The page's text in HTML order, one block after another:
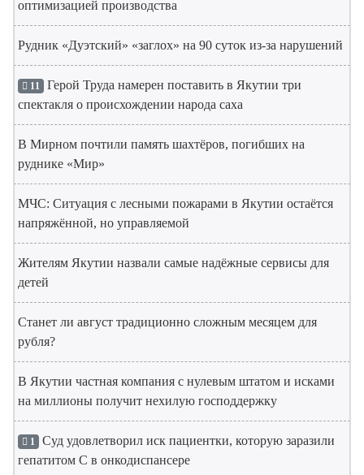
оптимизацией производства
Рудник «Дуэтский» «заглох» на 90 суток из-за нарушений
11 Герой Труда намерен поставить в Якутии три
спектакля о происхождении народа саха
В Мирном почтили память шахтёров, погибших на
руднике «Мир»
МЧС: Ситуация с лесными пожарами в Якутии остаётся
напряжённой, но управляемой
Жителям Якутии назвали самые надёжные сервисы для
детей
Станет ли август традиционно сложным месяцем для
рубля?
В Якутии частная компания с нулевым штатом и исками
на миллионы получит нехилую господдержку
1 Суд удовлетворил иск пациентки, которую заразили
гепатитом С в онкодиспансере